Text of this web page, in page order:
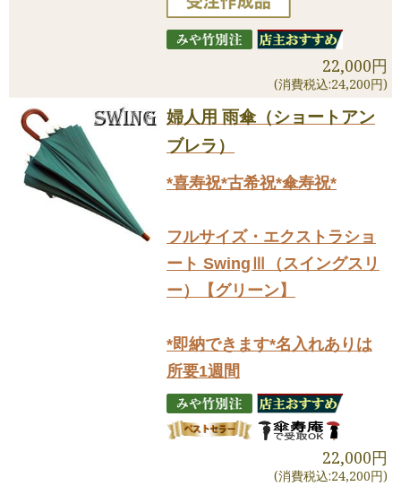
22,000円
(消費税込:24,200円)
婦人用 雨傘（ショートアン
ブレラ）
*喜寿祝*古希祝*傘寿祝*
フルサイズ・エクストラショ
ート SwingⅢ（スイングスリ
ー）【グリーン】
*即納できます*名入れありは
所要1週間
22,000円
(消費税込:24,200円)